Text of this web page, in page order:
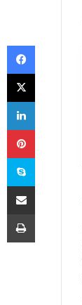
Facebook
X
LinkedIn
Pinterest
Skype
E-Posta ile paylaş